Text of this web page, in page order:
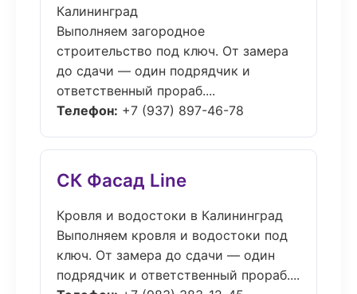
Калининград
Выполняем загородное
строительство под ключ. От замера
до сдачи — один подрядчик и
ответственный прораб....
Телефон: +7 (937) 897-46-78
СК Фасад Line
Кровля и водостоки в Калининград
Выполняем кровля и водостоки под
ключ. От замера до сдачи — один
подрядчик и ответственный прораб....